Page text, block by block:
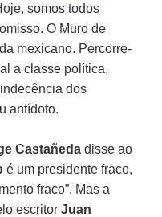
somos todos
O Muro de
mexicano. Percorre-
a classe política,
dos
antídoto.
Castañeda disse ao
é um presidente fraco,
fraco”. Mas a
escritorJuan